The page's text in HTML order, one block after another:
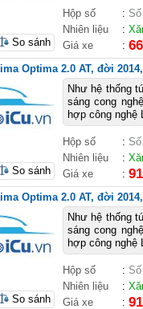
Hộp số :
Nhiên liệu
:
Giá xe
:
So sánh
Optima 2.0 AT, đời
Như hệ thống
sáng cong
hợp công nghệ
Hộp số :
Nhiên liệu
:
Giá xe
:
So sánh
Optima 2.0 AT, đời
Như hệ thống
sáng cong
hợp công nghệ
Hộp số :
Nhiên liệu
:
Giá xe
:
So sánh